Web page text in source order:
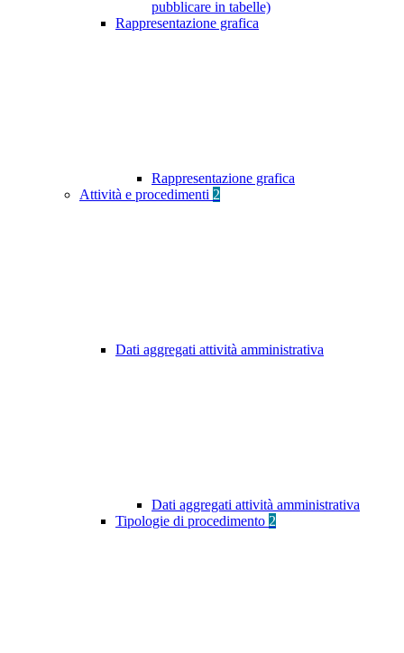
pubblicare in tabelle)
Rappresentazione grafica
Rappresentazione grafica
Attività e procedimenti 2
Dati aggregati attività amministrativa
Dati aggregati attività amministrativa
Tipologie di procedimento 2